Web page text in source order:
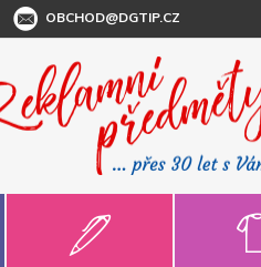
OBCHOD@DGTIP.CZ